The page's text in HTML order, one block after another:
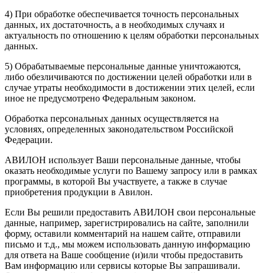
4) При обработке обеспечивается точность персональных
данных, их достаточность, а в необходимых случаях и
актуальность по отношению к целям обработки персональных
данных.
5) Обрабатываемые персональные данные уничтожаются,
либо обезличиваются по достижении целей обработки или в
случае утраты необходимости в достижении этих целей, если
иное не предусмотрено Федеральным законом.
Обработка персональных данных осуществляется на
условиях, определенных законодательством Российской
Федерации.
АВИЛОН использует Ваши персональные данные, чтобы
оказать необходимые услуги по Вашему запросу или в рамках
программы, в которой Вы участвуете, а также в случае
приобретения продукции в Авилон.
Если Вы решили предоставить АВИЛОН свои персональные
данные, например, зарегистрировались на сайте, заполнили
форму, оставили комментарий на нашем сайте, отправили
письмо и т.д., мы можем использовать данную информацию
для ответа на Ваше сообщение (и)или чтобы предоставить
Вам информацию или сервисы которые Вы запрашивали.